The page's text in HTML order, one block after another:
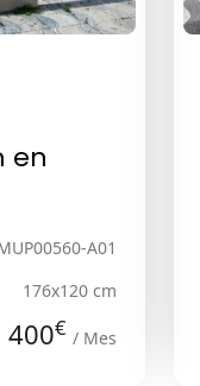
en
A01
176x120 cm
400€ / Mes